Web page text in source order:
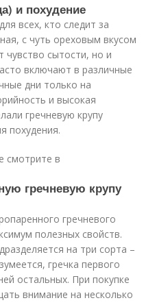
и похудение
всех, кто следит за
с чуть ореховым вкусом
чувство сытости, но и
включают в различные
дни только на
и высокая
гречневую крупу
похудения.
смотрите в
гречневую крупу
гречневого
полезных свойств.
на три сорта –
гречка первого
остальных. При покупке
внимание на несколько